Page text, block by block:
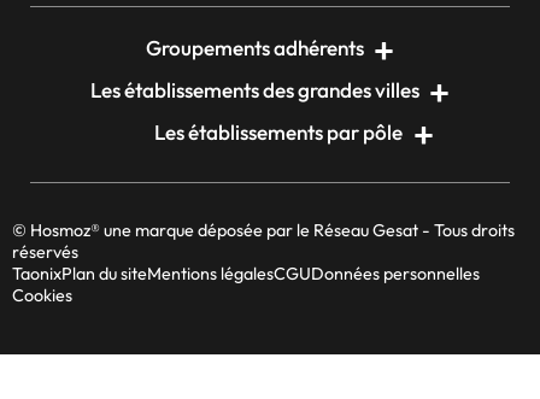
Groupements adhérents
Les établissements des grandes villes
Les établissements par pôle
© Hosmoz® une marque déposée par le Réseau Gesat - Tous droits
réservés
TaonixPlan du siteMentions légalesCGUDonnées personnelles
Cookies